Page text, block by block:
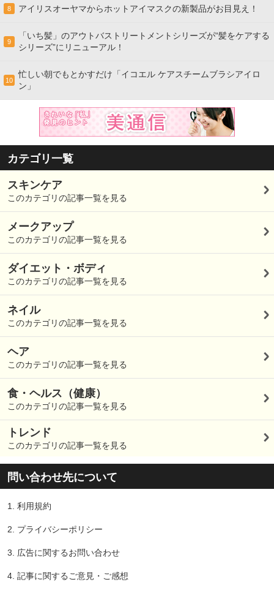
8 アイリスオーヤマからホットアイマスクの新製品がお目見え！
9
「いち髪」のアウトバストリートメントシリーズが“髪をケアする
シリーズ”にリニューアル！
10
忙しい朝でもとかすだけ「イコエル ケアスチームブラシアイロ
ン」
カテゴリ一覧
スキンケア
このカテゴリの記事一覧を見る
メークアップ
このカテゴリの記事一覧を見る
ダイエット・ボディ
このカテゴリの記事一覧を見る
ネイル
このカテゴリの記事一覧を見る
ヘア
このカテゴリの記事一覧を見る
食・ヘルス（健康）
このカテゴリの記事一覧を見る
トレンド
このカテゴリの記事一覧を見る
問い合わせ先について
1. 利用規約
2. プライバシーポリシー
3. 広告に関するお問い合わせ
4. 記事に関するご意見・ご感想